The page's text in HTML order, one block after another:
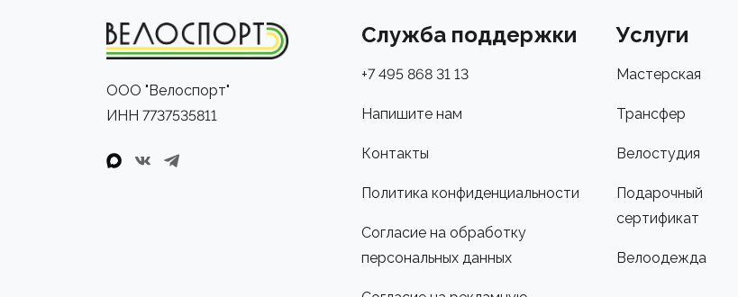
ООО "Велоспорт"
ИНН 7737535811
Служба поддержки
+7 495 868 31 13
Напишите нам
Контакты
Политика конфиденциальности
Согласие на обработку
персональных данных
Услуги
Мастерская
Трансфер
Велостудия
Подарочный
сертификат
Велоодежда